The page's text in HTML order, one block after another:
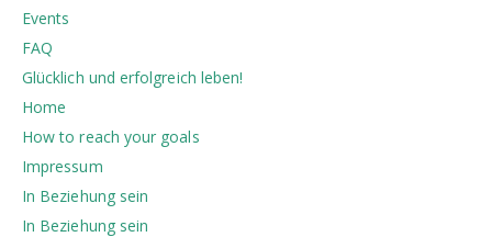
Events
FAQ
Glücklich und erfolgreich leben!
Home
How to reach your goals
Impressum
In Beziehung sein
In Beziehung sein